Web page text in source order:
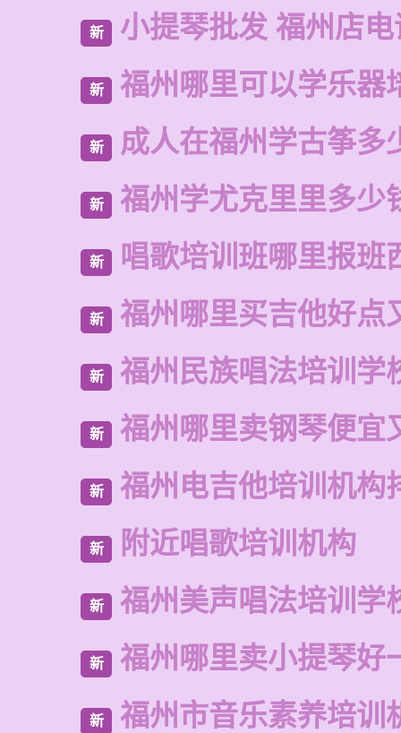
新 小提琴批发 福州店
新 福州哪里可以学乐器
新 成人在福州学古筝多
新 福州学尤克里里多少
新 唱歌培训班哪里报班
新 福州哪里买吉他好点
新 福州民族唱法培训学
新 福州哪里卖钢琴便宜
新 福州电吉他培训机构
新 附近唱歌培训机构
新 福州美声唱法培训学
新 福州哪里卖小提琴好
新 福州市音乐素养培训